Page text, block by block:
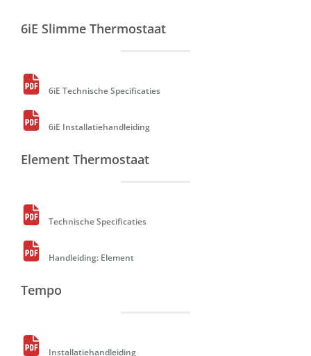
6iE Slimme Thermostaat
6iE Technische Specificaties
6iE Installatiehandleiding
Element Thermostaat
Technische Specificaties
Handleiding: Element
Tempo
Installatiehandleiding